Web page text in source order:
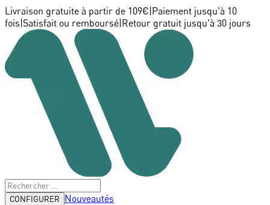
Livraison gratuite à partir de 109€ Paiement jusqu'à 10
fois Satisfait ou remboursé Retour gratuit jusqu'à 30 jours
CONFIGURER
Nouveautés